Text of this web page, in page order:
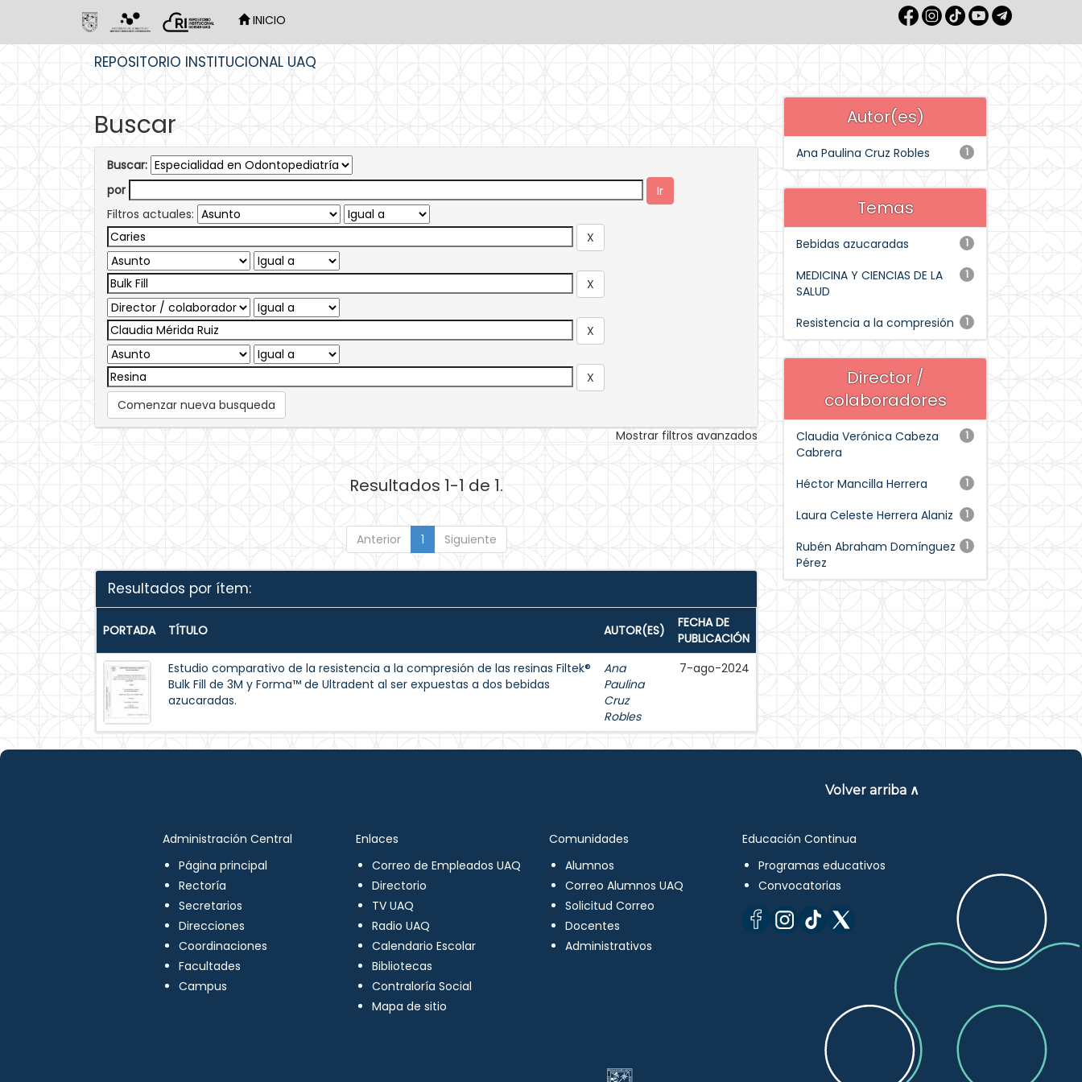
INICIO
REPOSITORIO INSTITUCIONAL UAQ
Buscar
Buscar:
por
Filtros actuales:
Comenzar nueva busqueda
Mostrar filtros avanzados
Resultados 1-1 de 1.
Anterior 1 Siguiente
Resultados por ítem:
PORTADA TÍTULO AUTOR(ES)
FECHA DE
PUBLICACIÓN
Estudio comparativo de la resistencia a la compresión de las resinas Filtek®
Bulk Fill de 3M y Forma™ de Ultradent al ser expuestas a dos bebidas
azucaradas.
Ana
Paulina
Cruz
Robles
7-ago-2024
Autor(es)
1
Ana Paulina Cruz Robles
Temas
1
Bebidas azucaradas
1
MEDICINA Y CIENCIAS DE LA
SALUD
1
Resistencia a la compresión
Director /
colaboradores
1
Claudia Verónica Cabeza
Cabrera
1
Héctor Mancilla Herrera
1
Laura Celeste Herrera Alaniz
1
Rubén Abraham Domínguez
Pérez
Volver arriba ∧
Administración Central
Página principal
Rectoría
Secretarios
Direcciones
Coordinaciones
Facultades
Campus
Enlaces
Correo de Empleados UAQ
Directorio
TV UAQ
Radio UAQ
Calendario Escolar
Bibliotecas
Contraloría Social
Mapa de sitio
Comunidades
Alumnos
Correo Alumnos UAQ
Solicitud Correo
Docentes
Administrativos
Educación Continua
Programas educativos
Convocatorias